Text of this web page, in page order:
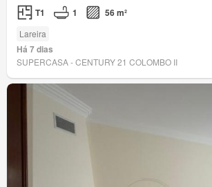
T1 1 56 m²
Lareira
Há 7 dias
SUPERCASA - CENTURY 21 COLOMBO II